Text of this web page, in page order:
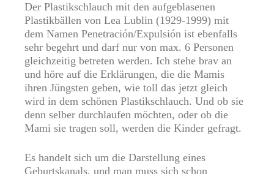
Der Plastikschlauch mit den aufgeblasenen
Plastikbällen von Lea Lublin (1929-1999) mit
dem Namen Penetración/Expulsión ist ebenfalls
sehr begehrt und darf nur von max. 6 Personen
gleichzeitig betreten werden. Ich stehe brav an
und höre auf die Erklärungen, die die Mamis
ihren Jüngsten geben, wie toll das jetzt gleich
wird in dem schönen Plastikschlauch. Und ob sie
denn selber durchlaufen möchten, oder ob die
Mami sie tragen soll, werden die Kinder gefragt.
Es handelt sich um die Darstellung eines
Geburtskanals, und man muss sich schon